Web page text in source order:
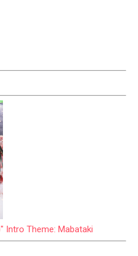
Intro Theme: Mabataki